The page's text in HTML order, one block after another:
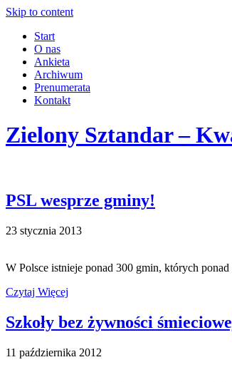
Skip to content
Start
O nas
Ankieta
Archiwum
Prenumerata
Kontakt
Zielony Sztandar –
PSL wesprze gminy!
23 stycznia 2013
W Polsce istnieje ponad 300 gmin, których
Czytaj Więcej
Szkoły bez żywności
11 października 2012